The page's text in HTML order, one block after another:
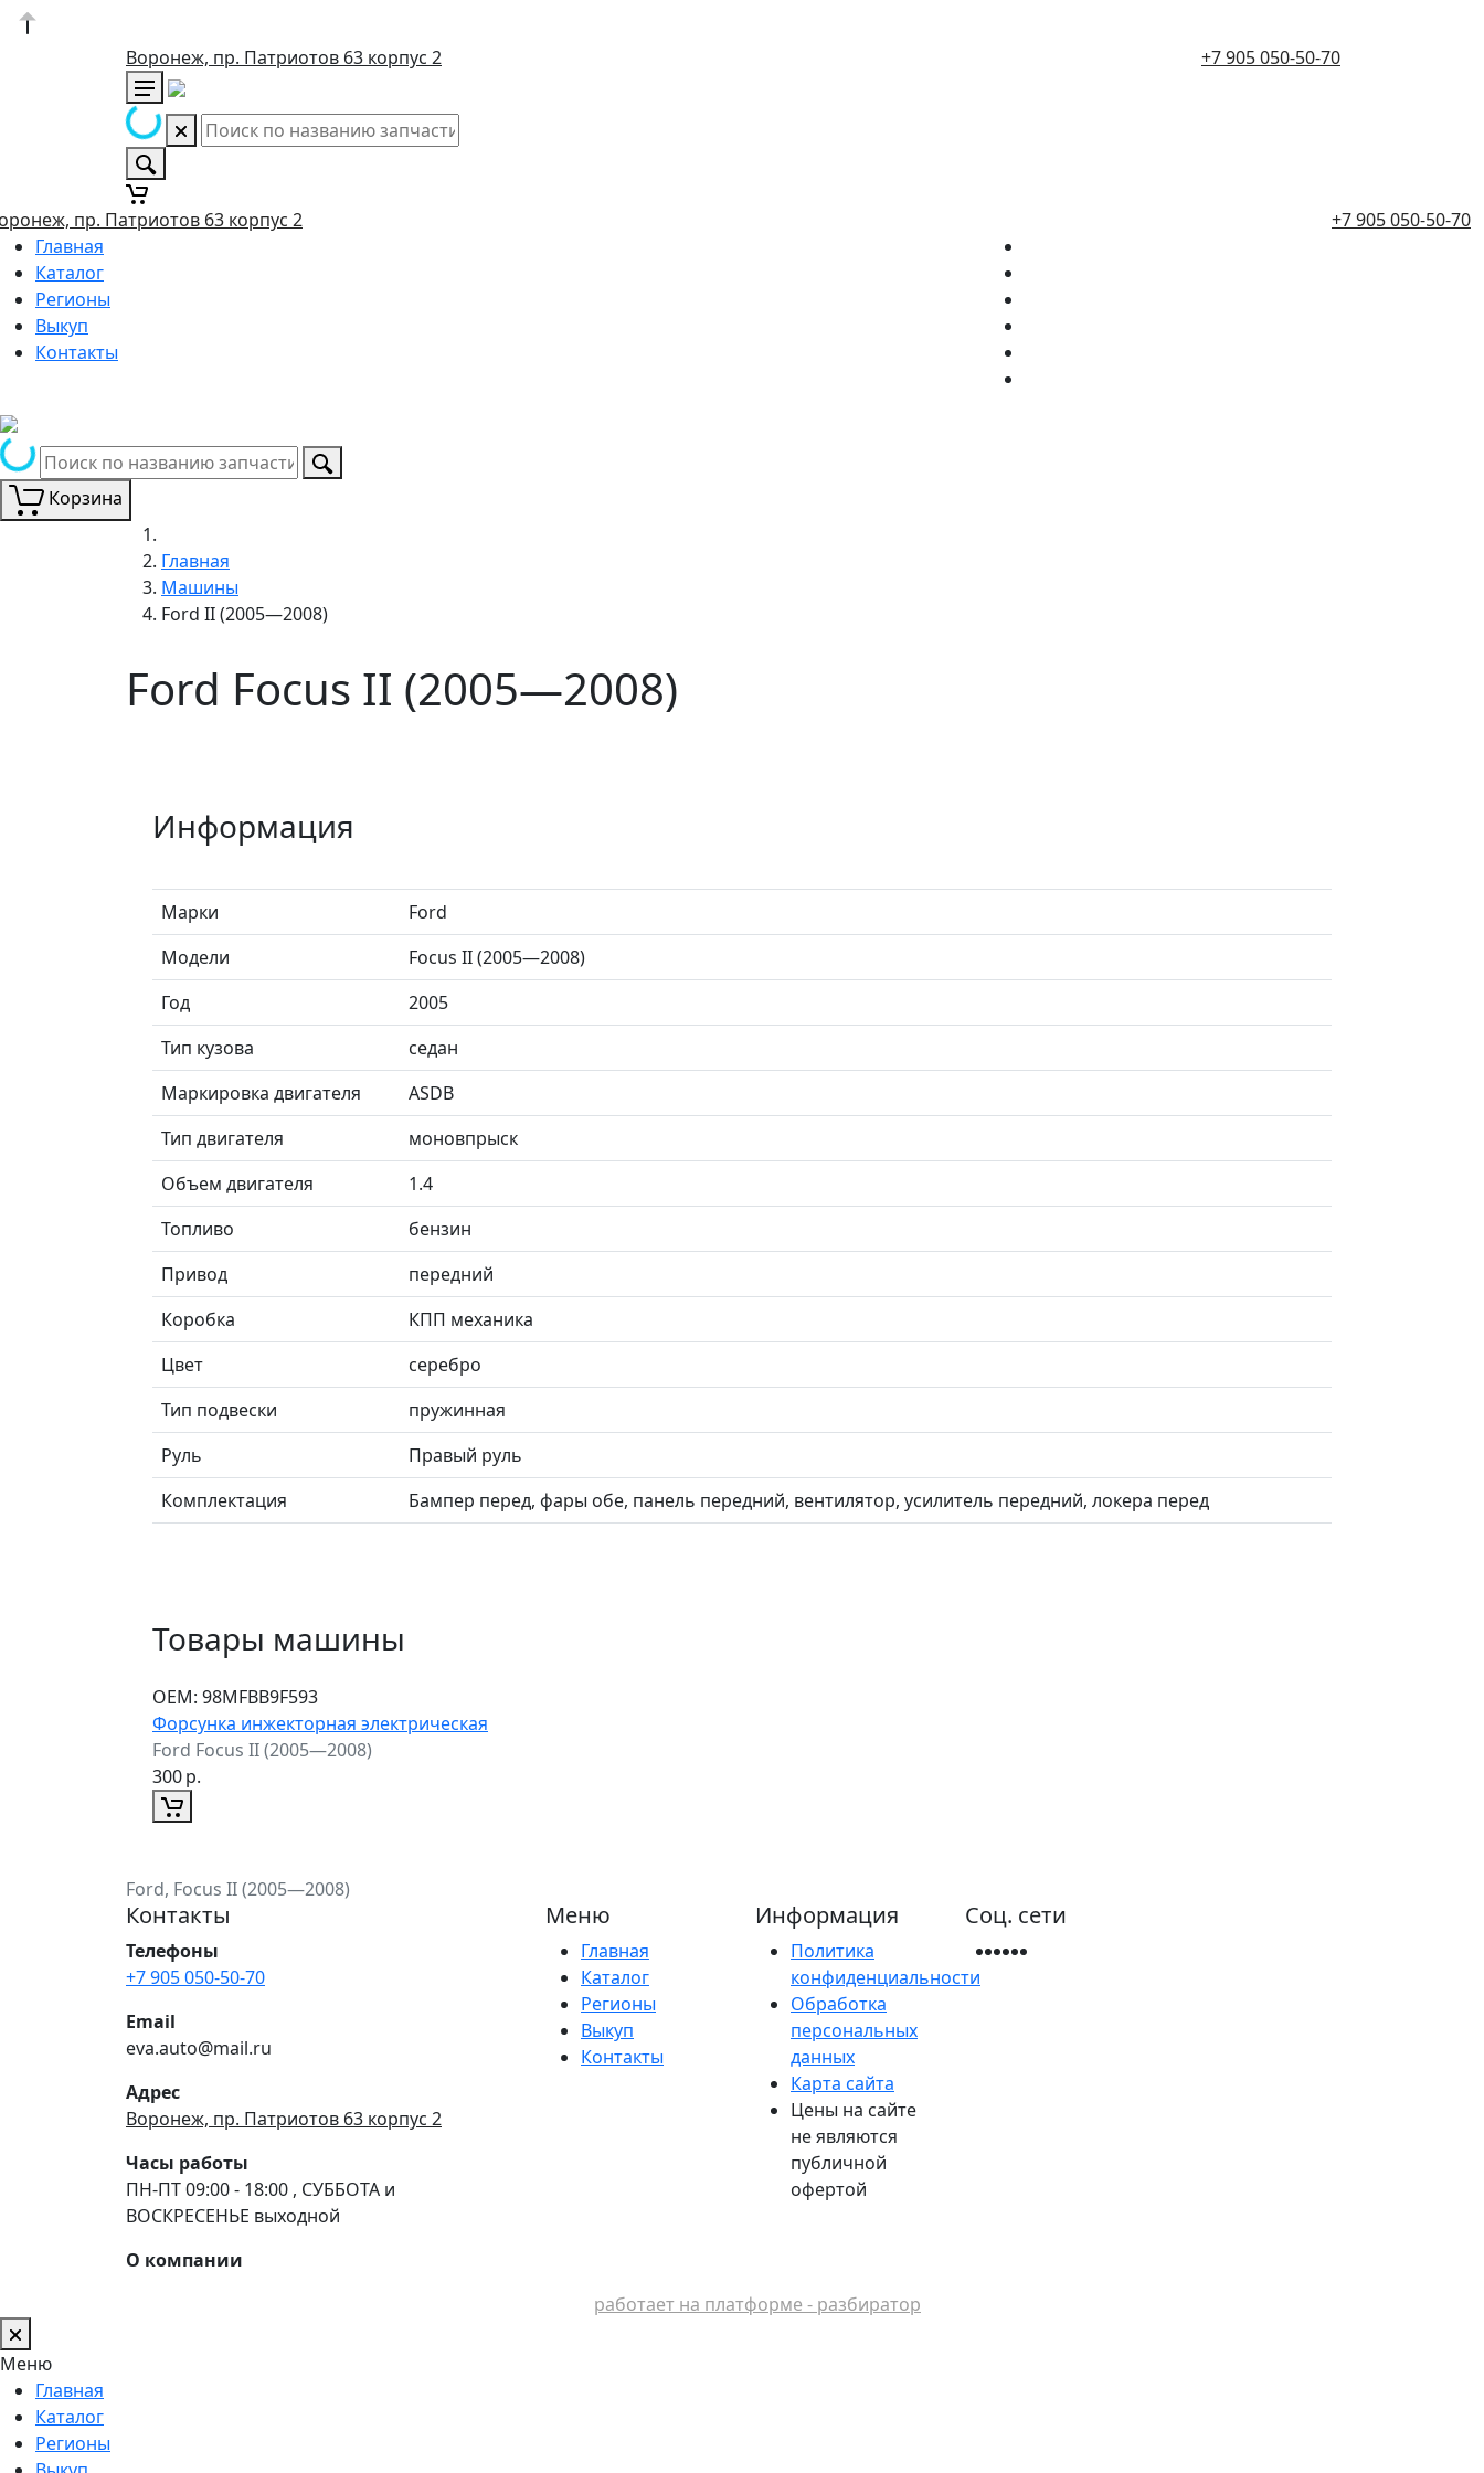
Воронеж, пр. Патриотов 63 корпус 2 +7 905 050-50-70
пр. Патриотов 63 корпус 2
+7 905 050-50-70
Главная
Каталог
Регионы
Выкуп
Контакты
Корзина
Главная
Машины
Ford II (2005—2008)
Ford Focus II (2005—2008)
Информация
Марки
Ford
Модели
Focus II (2005—2008)
Год
2005
Тип кузова
седан
Маркировка двигателя
ASDB
Тип двигателя
моновпрыск
Объем двигателя
1.4
Топливо
бензин
Привод
передний
Коробка
КПП механика
Цвет
серебро
Тип подвески
пружинная
Руль
Правый руль
Комплектация
Бампер перед, фары обе, панель передний, вентилятор, усилитель передний, локера перед
Товары машины
ОЕМ: 98MFBB9F593
Форсунка инжекторная электрическая
Ford Focus II (2005—2008)
300р.
Ford, Focus II (2005—2008)
Контакты
Телефоны
+7 905 050-50-70
Email
eva.auto@mail.ru
Адрес
Воронеж, пр. Патриотов 63 корпус 2
Часы работы
ПН-ПТ 09:00 - 18:00 , СУББОТА и
ВОСКРЕСЕНЬЕ выходной
О компании
Меню
Главная
Каталог
Регионы
Выкуп
Контакты
Информация
Политика
конфиденциальности
Обработка
персональных
данных
Карта сайта
Цены на сайте
не являются
публичной
офертой
Соц. сети
работает на платформе - разбиратор
Меню
Главная
Каталог
Регионы